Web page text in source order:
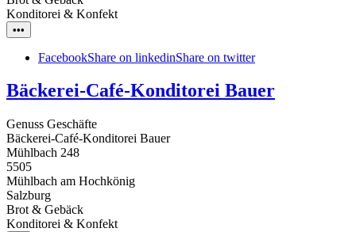
Konditorei & Konfekt
•••
FacebookShare on linkedinShare on twitter
Bäckerei-Café-Konditorei Bauer
Genuss Geschäfte
Bäckerei-Café-Konditorei Bauer
Mühlbach 248
5505
Mühlbach am Hochkönig
Salzburg
Brot & Gebäck
Konditorei & Konfekt